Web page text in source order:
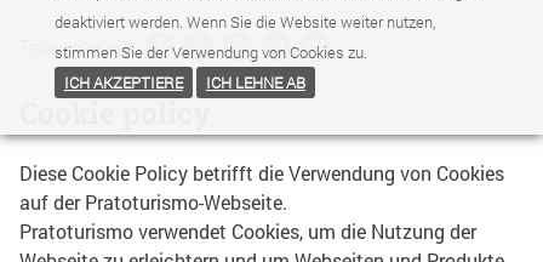
deaktiviert werden. Wenn Sie die Website weiter nutzen,
stimmen Sie der Verwendung von Cookies zu.
ICH AKZEPTIERE
ICH LEHNE AB
Teilen Sie auf:
Diese Cookie Policy betrifft die Verwendung von Cookies
auf der Pratoturismo-Webseite.
Pratoturismo verwendet Cookies, um die Nutzung der